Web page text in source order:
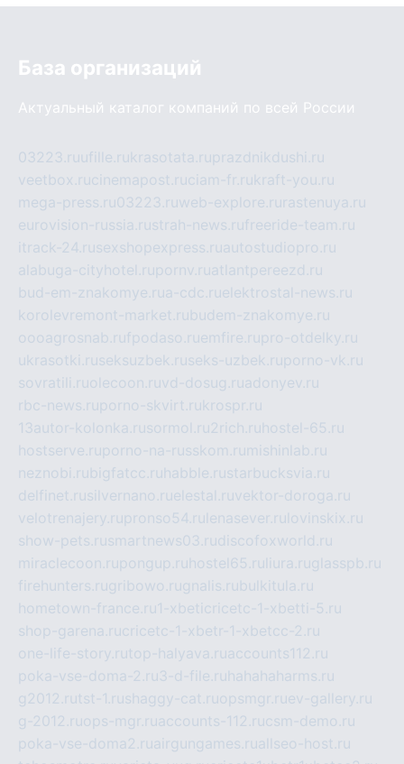
База организаций
Актуальный каталог компаний по всей России
03223.ruufille.rukrasotata.ruprazdnikdushi.ru
veetbox.rucinemapost.ruciam-fr.rukraft-you.ru
mega-press.ru03223.ruweb-explore.ru rastenuya.ru
eurovision-russia.rustrah-news.rufreeride-team.ru
itrack-24.rusexshopexpress.ruautostudiopro.ru
alabuga-cityhotel.rupornv.ruatlantpereezd.ru
bud-em-znakomye.rua-cdc.ruelektrostal-news.ru
korolevremont-market.rubudem-znakomye.ru
oooagrosnab.rufpodaso.ruemfire.rupro-otdelky.ru
ukrasotki.ruseksuzbek.ruseks-uzbek.ruporno-vk.ru
sovratili.ruolecoon.ruvd-dosug.ruadonyev.ru
rbc-news.ruporno-skvirt.rukrospr.ru
13autor-kolonka.rusormol.ru2rich.ru hostel-65.ru
hostserve.ruporno-na-russkom.ru mishinlab.ru
neznobi.rubigfatcc.ru habble.rustarbucksvia.ru
delfinet.rusilvernano.ruelestal.ruvektor-doroga.ru
velotrenajery.rupronso54.ru lenasever.ru lovinskix.ru
show-pets.rusmartnews03.rudiscofoxworld.ru
miraclecoon.rupongup.ru hostel65.ru liura.ruglasspb.ru
firehunters.rugribowo.rugnalis.rubulkitula.ru
hometown-france.ru1-xbeticricetc-1-xbetti-5.ru
shop-garena.rucricetc-1-xbetr-1-xbetcc-2.ru
one-life-story.rutop-halyava.ruaccounts112.ru
poka-vse-doma-2.ru3-d-file.ru hahahaharms.ru
g2012.rutst-1.rushaggy-cat.ruopsmgr.ruev-gallery.ru
g-2012.ruops-mgr.ruaccounts-112.rucsm-demo.ru
poka-vse-doma2.ruairgungames.ruallseo-host.ru